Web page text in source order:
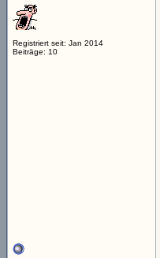
Registriert seit: Jan 2014
Beiträge: 10